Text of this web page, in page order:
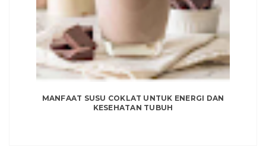
MANFAAT SUSU COKLAT UNTUK ENERGI DAN
KESEHATAN TUBUH